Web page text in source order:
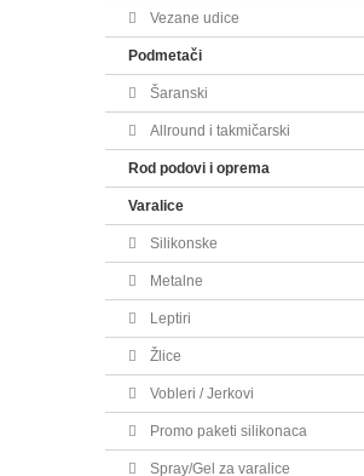
Vezane udice
Podmetači
Šaranski
Allround i takmičarski
Rod podovi i oprema
Varalice
Silikonske
Metalne
Leptiri
Žlice
Vobleri / Jerkovi
Promo paketi silikonaca
Spray/Gel za varalice